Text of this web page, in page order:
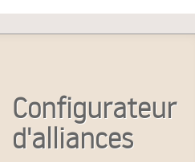
Configurateur
d'alliances